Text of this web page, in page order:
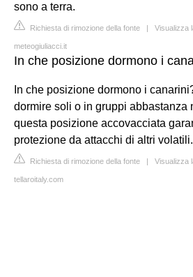
sono a terra.
Richiesta di rimozione della fonte | Visualizza
meteogiuliacci.it
In che posizione dormono i
In che posizione dormono i
dormire soli o in gruppi abbastanza
questa posizione accovacciata
protezione da attacchi di altri volatili.
Richiesta di rimozione della fonte | Visualizza
tellaroitaly.com